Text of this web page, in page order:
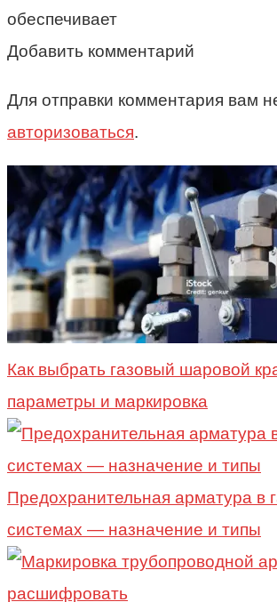
обеспечивает
Добавить комментарий
Для отправки комментария вам
авторизоваться.
Как выбрать газовый шаровой
параметры и маркировка
Предохранительная арматура в
системах — назначение и типы